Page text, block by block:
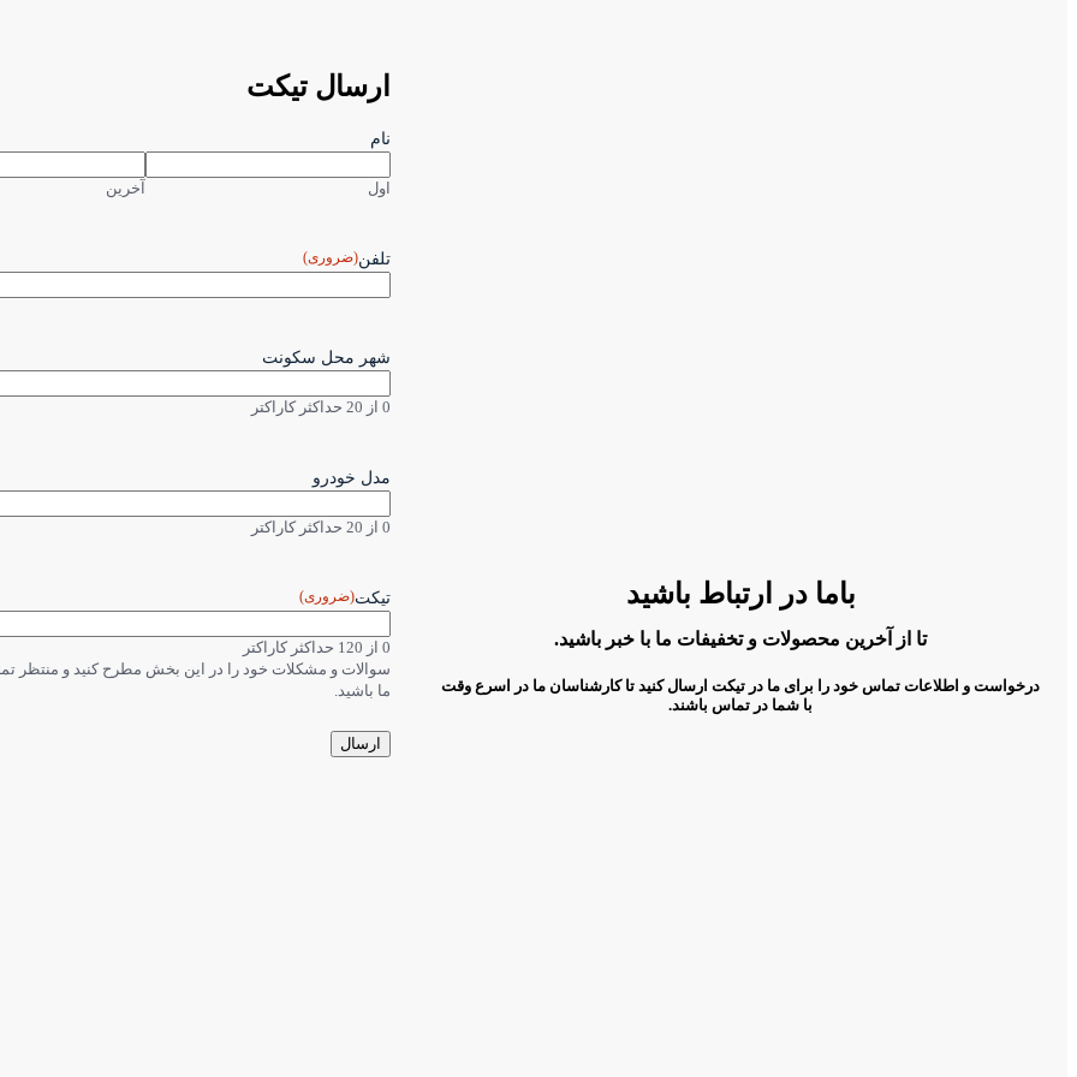
باما در ارتباط باشید
تا از آخرین محصولات و تخفیفات ما با خبر باشید.
درخواست و اطلاعات تماس خود را برای ما در تیکت ارسال کنید تا کارشناسان ما در اسرع وقت
با شما در تماس باشند.
ارسال تیکت
نام
اول آخرین
تلفن(ضروری)
شهر محل سکونت
0 از 20 حداکثر کاراکتر
مدل خودرو
0 از 20 حداکثر کاراکتر
تیکت(ضروری)
0 از 120 حداکثر کاراکتر
سوالات و مشکلات خود را در این بخش مطرح کنید و منتظر
ما باشید.